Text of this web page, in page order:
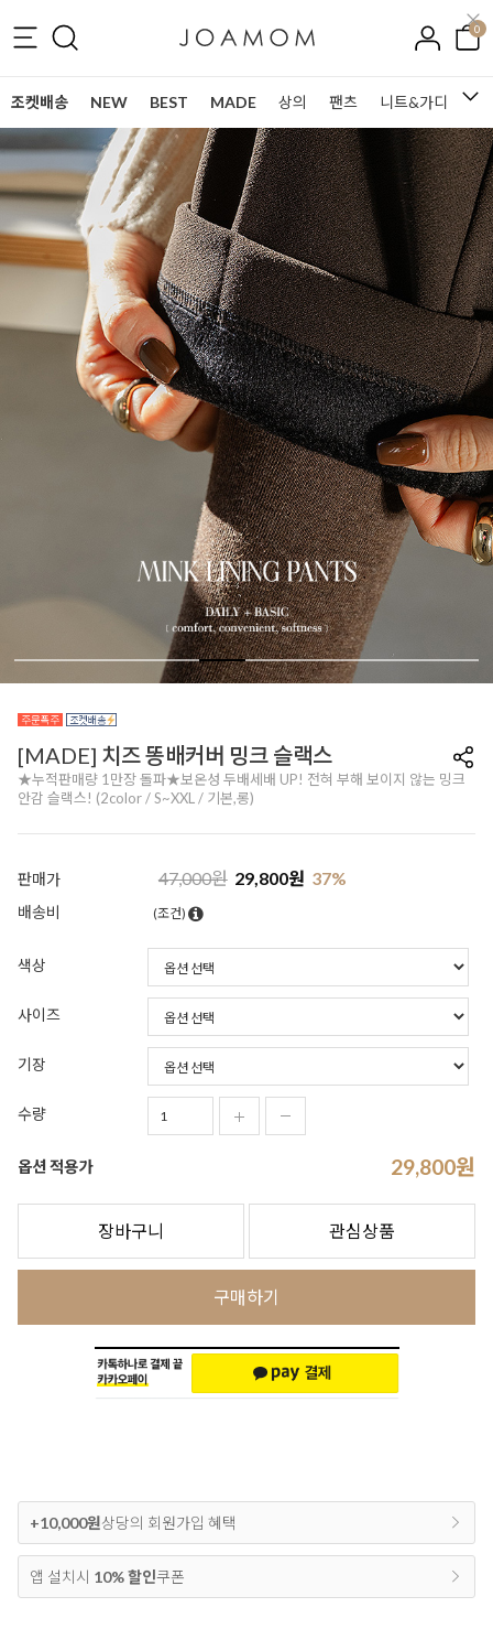
0
조켓배송 NEW BEST MADE 상의 팬츠 니트&가디건
[MADE] 치즈 똥배커버 밍크 슬랙스
★누적판매량 1만장 돌파★보온성 두배세배 UP! 전혀 부해 보이지 않는 밍크
안감 슬랙스! (2color / S~XXL / 기본,롱)
판매가 47,000원 29,800원 37%
배송비 (조건)
색상
사이즈
기장
수량
옵션 적용가 29,800원
장바구니 관심상품
구매하기
+10,000원상당의 회원가입 혜택
앱 설치시 10% 할인쿠폰